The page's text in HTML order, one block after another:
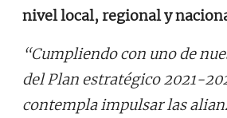
nivel local, regional y
“Cumpliendo con uno de
del Plan estratégico 2021-
contempla impulsar las